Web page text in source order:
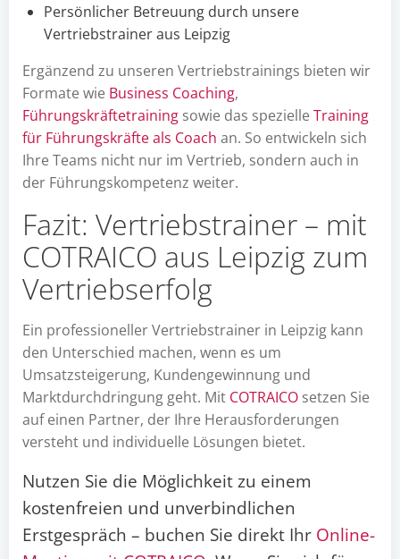
Persönlicher Betreuung durch unsere
Vertriebstrainer aus Leipzig
Ergänzend zu unseren Vertriebstrainings bieten wir
Formate wie Business Coaching,
Führungskräftetraining sowie das spezielle Training
für Führungskräfte als Coach an. So entwickeln sich
Ihre Teams nicht nur im Vertrieb, sondern auch in
der Führungskompetenz weiter.
Fazit: Vertriebstrainer – mit
COTRAICO aus Leipzig zum
Vertriebserfolg
Ein professioneller Vertriebstrainer in Leipzig kann
den Unterschied machen, wenn es um
Umsatzsteigerung, Kundengewinnung und
Marktdurchdringung geht. Mit COTRAICO setzen Sie
auf einen Partner, der Ihre Herausforderungen
versteht und individuelle Lösungen bietet.
Nutzen Sie die Möglichkeit zu einem
kostenfreien und unverbindlichen
Erstgespräch – buchen Sie direkt Ihr Online-